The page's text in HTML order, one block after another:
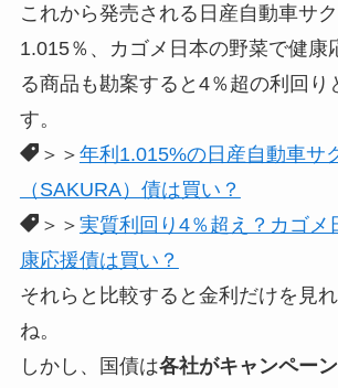
これから発売される日産自動車サ
1.015％、カゴメ日本の野菜で健康
る商品も勘案すると4％超の利回り
す。
＞＞ 年利1.015%の日産自動車サ
（SAKURA）債は買い？
＞＞ 実質利回り4％超え？カゴメ
康応援債は買い？
それらと比較すると金利だけを見
ね。
しかし、国債は各社がキャンペー